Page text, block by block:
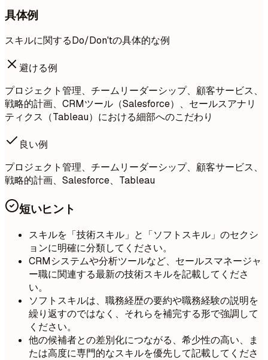
具体例
スキルに関するDo/Don'tの具体的な例
避ける例
プロジェクト管理、チームリーダーシップ、顧客サービス、
戦略的計画、CRMツール（Salesforce）、セールスアナリ
ティクス（Tableau）における細部へのこだわり
良い例
プロジェクト管理、チームリーダーシップ、顧客サービス、
戦略的計画、Salesforce、Tableau
短いヒント
スキルを「技術スキル」と「ソフトスキル」のセクシ
ョンに明確に分類してください。
CRMシステムや分析ツールなど、セールスマネージャ
ー職に関連する最新の技術スキルを記載してくださ
い。
ソフトスキルは、職務経歴の要約や職務経験の説明を
繰り返すのではなく、それらを補完する形で強調して
ください。
他の候補者との差別化につながる、希少性の高い、ま
たは高度に専門的なスキルを優先して記載してくださ